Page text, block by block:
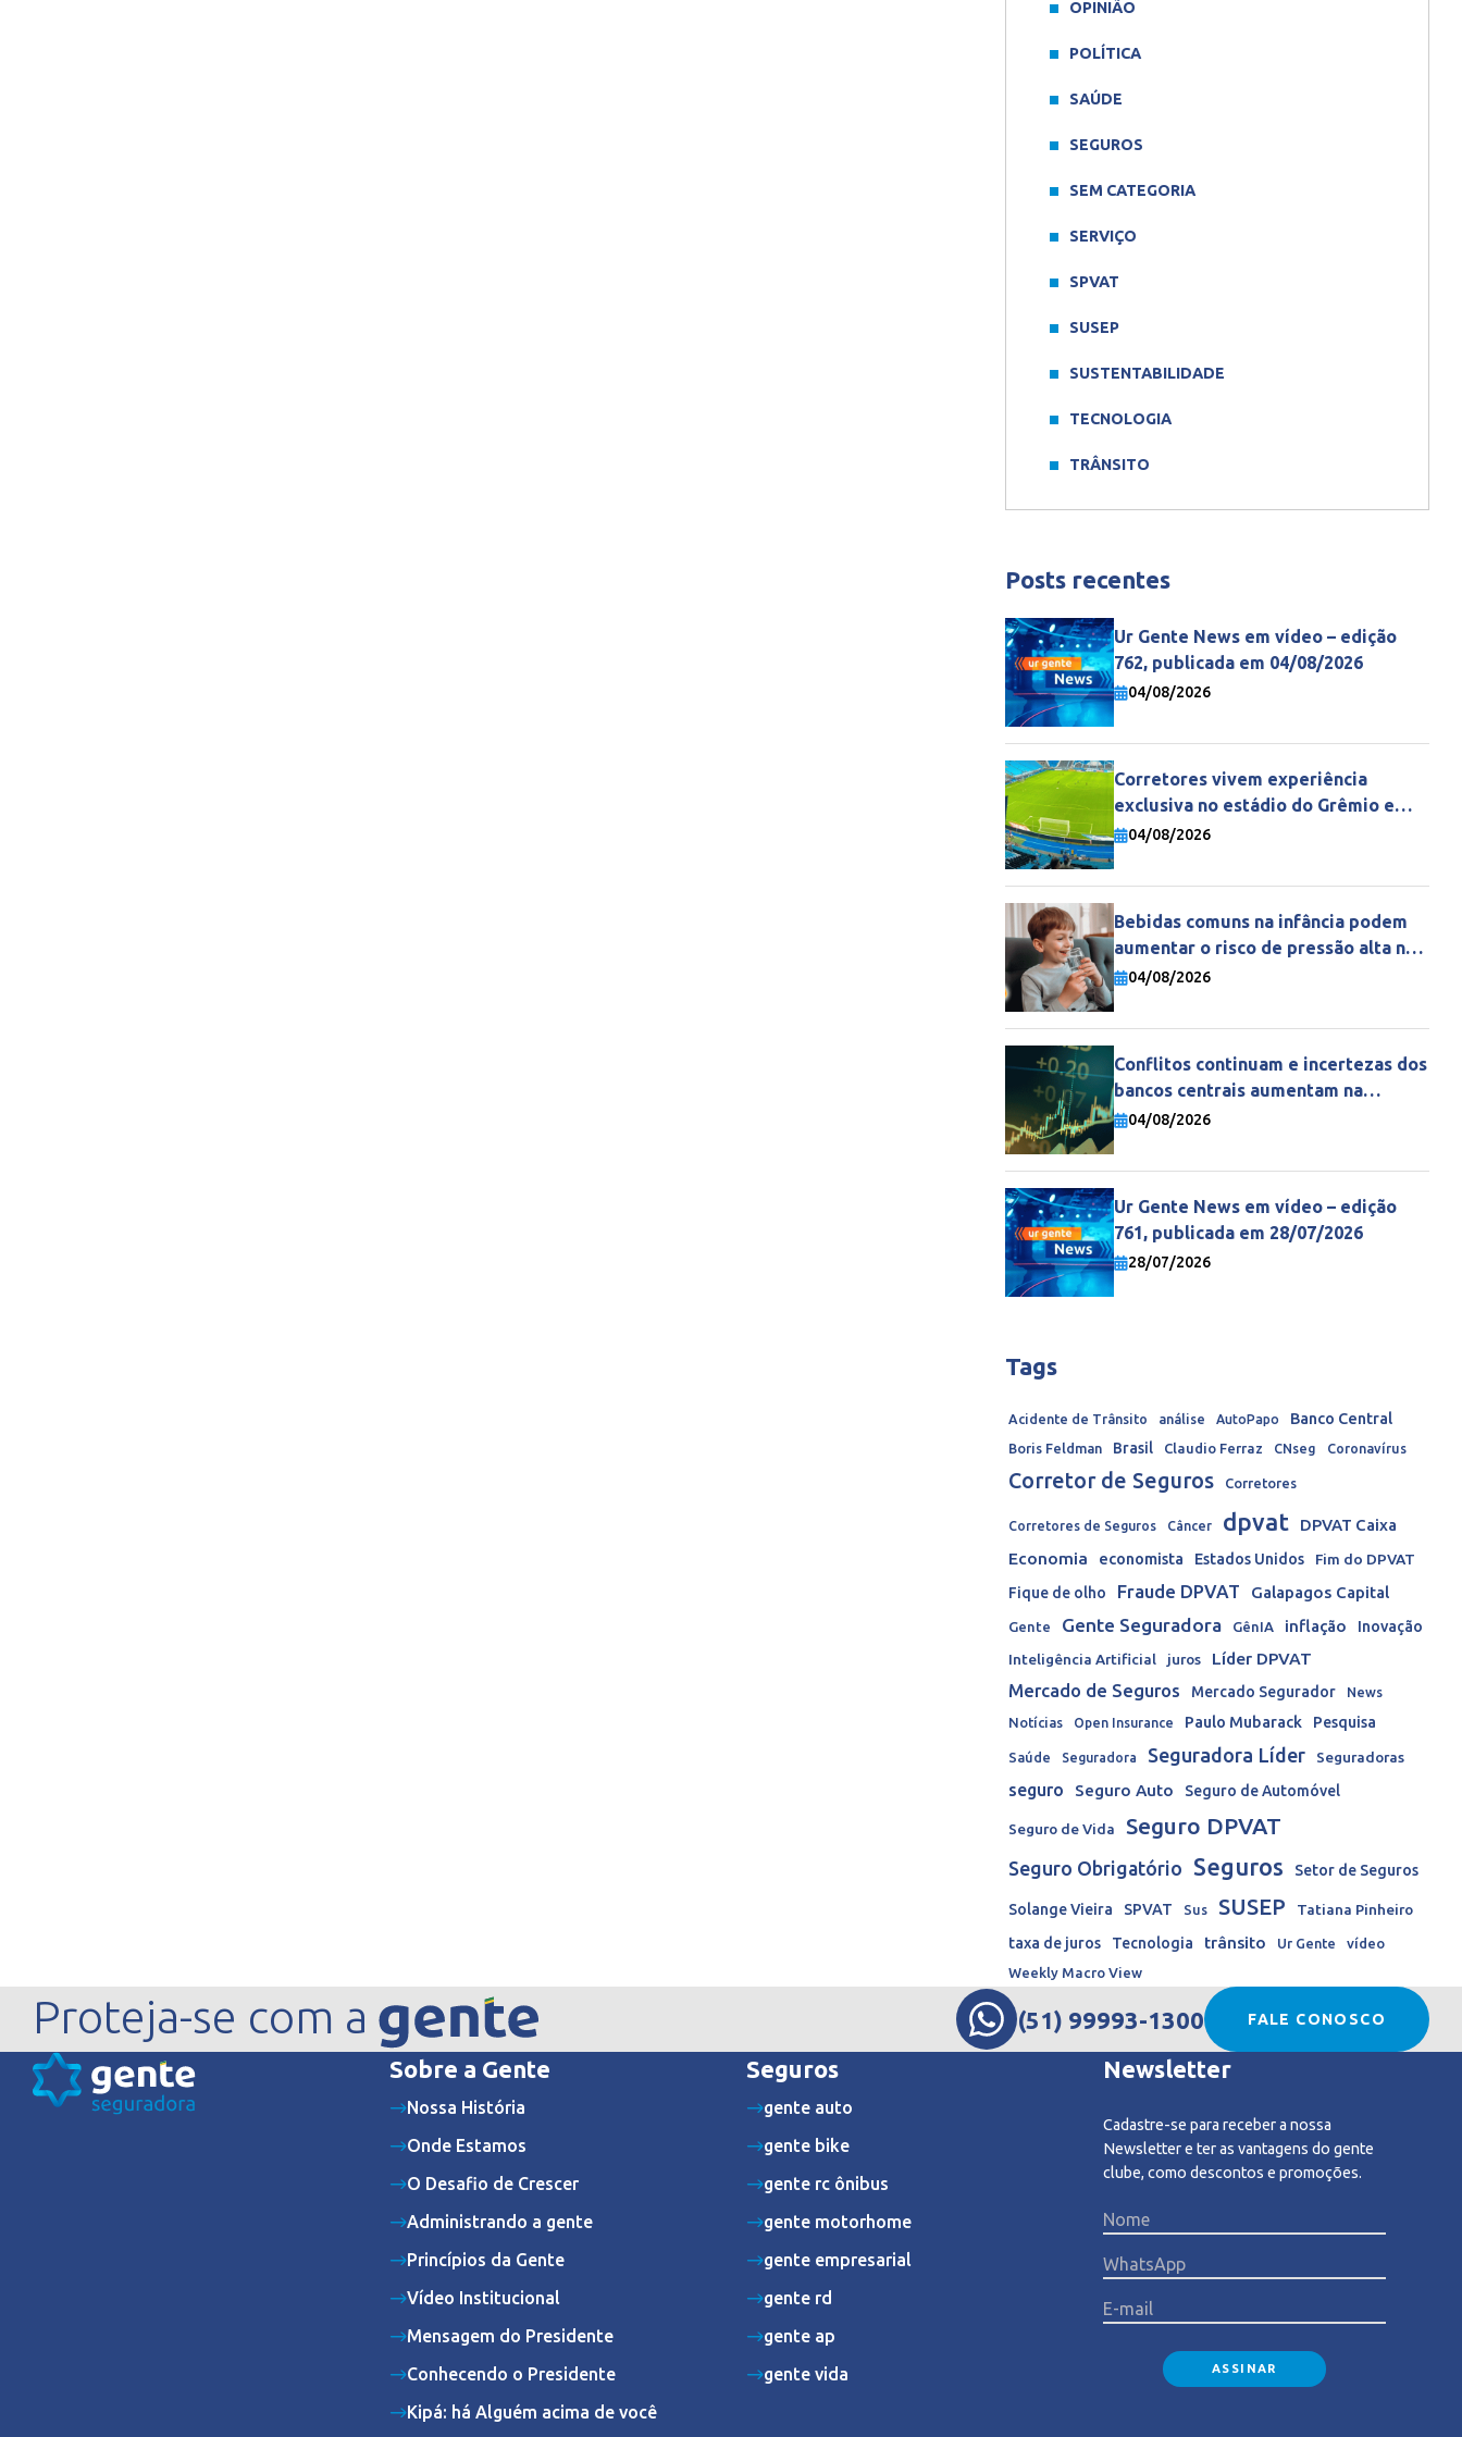
OPINIÃO
POLÍTICA
SAÚDE
SEGUROS
SEM CATEGORIA
SERVIÇO
SPVAT
SUSEP
SUSTENTABILIDADE
TECNOLOGIA
TRÂNSITO
Posts recentes
Ur Gente News em vídeo – edição
762, publicada em 04/08/2026
04/08/2026
Corretores vivem experiência
exclusiva no estádio do Grêmio e
fortalecem parceria com a Gente
04/08/2026
Bebidas comuns na infância podem
aumentar o risco de pressão alta na
vida adulta
04/08/2026
Conflitos continuam e incertezas dos
bancos centrais aumentam na
economia mundial
04/08/2026
Ur Gente News em vídeo – edição
761, publicada em 28/07/2026
28/07/2026
Tags
Acidente de Trânsito análise AutoPapo Banco Central
Boris Feldman Brasil Claudio Ferraz CNseg Coronavírus
Corretor de Seguros Corretores
Corretores de Seguros Câncer dpvat
DPVAT Caixa
Economia
economista Estados Unidos
Fim do DPVAT
Fique de olho
Fraude DPVAT Galapagos Capital
Gente Gente Seguradora GênIA inflação
Inovação
Inteligência Artificial
juros
Líder DPVAT
Mercado de Seguros
Mercado Segurador
News
Notícias
Open Insurance Paulo Mubarack Pesquisa
Saúde Seguradora Seguradora Líder Seguradoras
seguro Seguro Auto Seguro de Automóvel
Seguro de Vida Seguro DPVAT
Seguro Obrigatório Seguros Setor de Seguros
Solange Vieira SPVAT Sus SUSEP
Tatiana Pinheiro
taxa de juros
Tecnologia trânsito Ur Gente
vídeo
Weekly Macro View
Proteja-se com a (51) 99993-1300 FALE CONOSCO
Sobre a Gente
Nossa História
Onde Estamos
O Desafio de Crescer
Administrando a gente
Princípios da Gente
Vídeo Institucional
Mensagem do Presidente
Conhecendo o Presidente
Kipá: há Alguém acima de você
Seguros
gente auto
gente bike
gente rc ônibus
gente motorhome
gente empresarial
gente rd
gente ap
gente vida
Newsletter
Cadastre-se para receber a nossa
Newsletter e ter as vantagens do gente
clube, como descontos e promoções.